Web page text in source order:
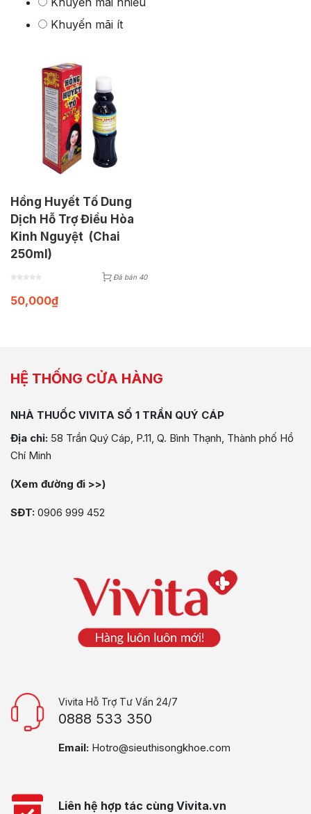
Khuyến mãi ít
Hồng Huyết Tố Dung
Dịch Hỗ Trợ Điều Hòa
Kinh Nguyệt (Chai
250ml)
Đã bán 40
50,000₫
HỆ THỐNG CỬA HÀNG
NHÀ THUỐC VIVITA SỐ 1 TRẦN QUÝ CÁP
Địa chỉ: 58 Trần Quý Cáp, P.11, Q. Bình Thạnh, Thành phố Hồ
Chí Minh
(Xem đường đi >>)
SĐT: 0906 999 452
Vivita Hỗ Trợ Tư Vấn 24/7
0888 533 350
Email: Hotro@sieuthisongkhoe.com
Liên hệ hợp tác cùng Vivita.vn